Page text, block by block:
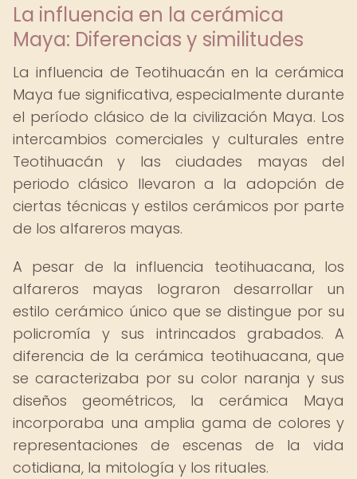
La influencia en la cerámica
Maya: Diferencias y similitudes
La influencia de Teotihuacán en la cerámica
Maya fue significativa, especialmente durante
el período clásico de la civilización Maya. Los
intercambios comerciales y culturales entre
Teotihuacán y las ciudades mayas del
periodo clásico llevaron a la adopción de
ciertas técnicas y estilos cerámicos por parte
de los alfareros mayas.
A pesar de la influencia teotihuacana, los
alfareros mayas lograron desarrollar un
estilo cerámico único que se distingue por su
policromía y sus intrincados grabados. A
diferencia de la cerámica teotihuacana, que
se caracterizaba por su color naranja y sus
diseños geométricos, la cerámica Maya
incorporaba una amplia gama de colores y
representaciones de escenas de la vida
cotidiana, la mitología y los rituales.